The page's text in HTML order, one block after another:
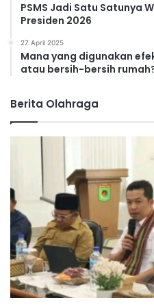
PSMS Jadi Satu Satunya
Presiden 2026
27 April 2025
Mana yang digunakan
atau bersih-bersih
Berita Olahraga